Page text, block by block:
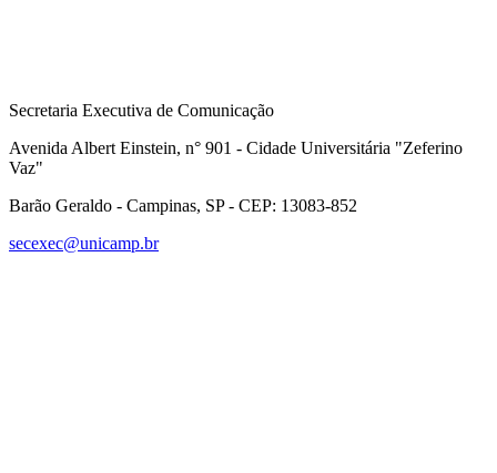
Secretaria Executiva de Comunicação
Avenida Albert Einstein, n° 901 - Cidade Universitária "Zeferino
Vaz"
Barão Geraldo - Campinas, SP - CEP: 13083-852
secexec@unicamp.br